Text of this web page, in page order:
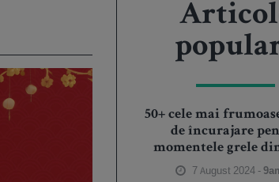
50+ cele mai
de încurajare
momentele grele
7 August 2024 -